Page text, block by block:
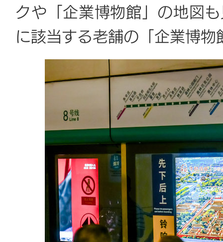
クや「企業博物館」の地図
に該当する老舗の「企業博